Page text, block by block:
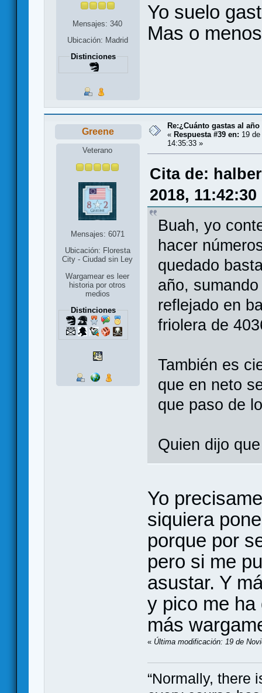
Mensajes: 340
Ubicación: Madrid
Distinciones
Yo suelo
Mas o
Greene
Veterano
Mensajes: 6071
Ubicación: Floresta
City - Ciudad sin Ley
Wargamear es leer
historia por otros
medios
Distinciones
Re:¿Cuánto gastas al
« Respuesta #39 en: 19
14:35:33 »
Cita de:
2018, 11:42:30
Buah, yo
hacer
quedado
año,
reflejado en
friolera de
También es
que en neto
que paso de
Quien dijo
Yo
siquiera
porque por
pero si me
asustar. Y
y pico me
más
« Última modificación: 19 de
“Normally, there